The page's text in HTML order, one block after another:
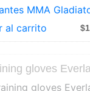
gloves